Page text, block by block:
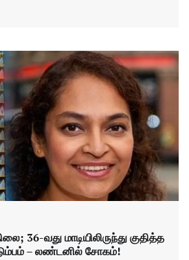
36-வது மாடியிலிருந்து குதித்த
– லண்டனில் சோகம்!